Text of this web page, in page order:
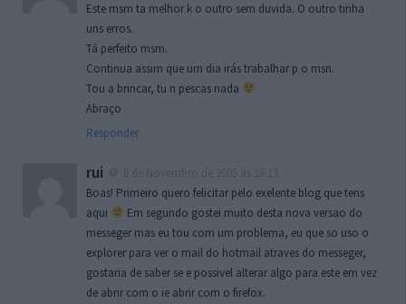
Este msm ta melhor k o outro sem duvida. O outro tinha
uns erros.
Tá perfeito msm.
Continua assim que um dia irás trabalhar p o msn.
Tou a brincar, tu n pescas nada
Abraço
Responder
rui
Boas! Primeiro quero felicitar pelo exelente blog que tens
aqui
Em segundo gostei muito desta nova versao do
messeger mas eu tou com um problema, eu que so uso o
explorer para ver o mail do hotmail atraves do messeger,
gostaria de saber se e possivel alterar algo para este em vez
de abrir com o ie abrir com o firefox.